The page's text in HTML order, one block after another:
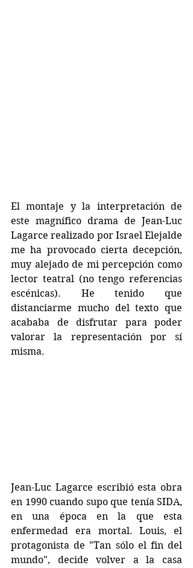
El montaje y la interpretación de
este magnífico drama de Jean-Luc
Lagarce realizado por Israel Elejalde
me ha provocado cierta decepción,
muy alejado de mi percepción como
lector teatral (no tengo referencias
escénicas). He tenido que
distanciarme mucho del texto que
acababa de disfrutar para poder
valorar la representación por sí
misma.
Jean-Luc Lagarce escribió esta obra
en 1990 cuando supo que tenía SIDA,
en una época en la que esta
enfermedad era mortal. Louis, el
protagonista de "Tan sólo el fin del
mundo", decide volver a la casa